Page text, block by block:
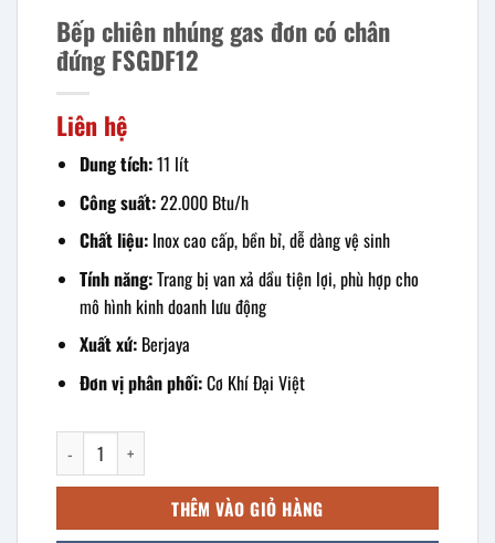
Bếp chiên nhúng gas đơn có chân
đứng FSGDF12
Liên hệ
Dung tích:11 lít
Công suất:22.000 Btu/h
Chất liệu:Inox cao cấp, bền bỉ, dễ dàng vệ sinh
Tính năng:Trang bị van xả dầu tiện lợi, phù hợp cho
mô hình kinh doanh lưu động
Xuất xứ:Berjaya
Đơn vị phân phối:Cơ Khí Đại Việt
Bếp chiên nhúng gas đơn có chân đứng FSGDF12 số lượng
THÊM VÀO GIỎ HÀNG